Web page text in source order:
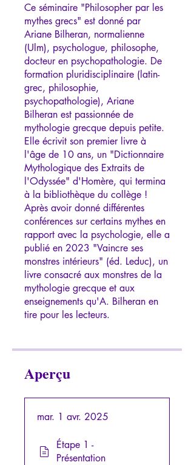
Ce séminaire "Philosopher par les
mythes grecs" est donné par
Ariane Bilheran, normalienne
(Ulm), psychologue, philosophe,
docteur en psychopathologie. De
formation pluridisciplinaire (latin-
grec, philosophie,
psychopathologie), Ariane
Bilheran est passionnée de
mythologie grecque depuis petite.
Elle écrivit son premier livre à
l'âge de 10 ans, un "Dictionnaire
Mythologique des Extraits de
l'Odyssée" d'Homère, qui termina
à la bibliothèque du collège !
Après avoir donné différentes
conférences sur certains mythes en
rapport avec la psychologie, elle a
publié en 2023 "Vaincre ses
monstres intérieurs" (éd. Leduc), un
livre consacré aux monstres de la
mythologie grecque et aux
enseignements qu'A. Bilheran en
Aperçu
mar. 1 avr. 2025
Étape 1 -
Présentation